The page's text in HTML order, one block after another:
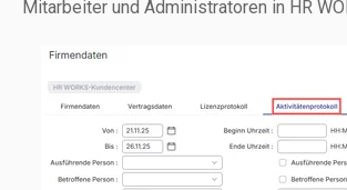
Mitarbeiter und Administratoren in HR